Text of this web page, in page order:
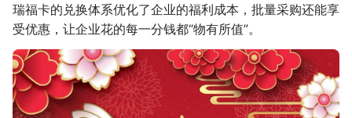
瑞福卡的兑换体系优化了企业的福利成本，批量采购还能享
受优惠，让企业花的每一分钱都“物有所值”。